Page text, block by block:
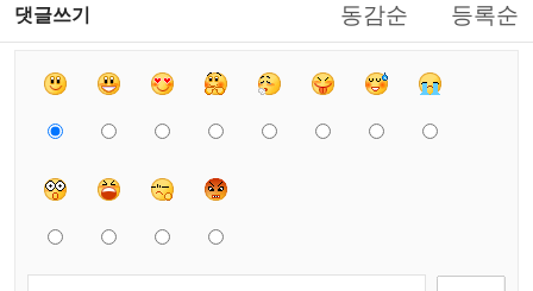
댓글쓰기 동감순 등록순